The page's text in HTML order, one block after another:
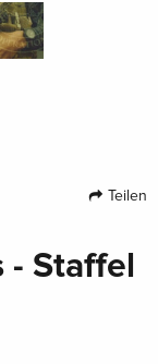
Teilen
- Staffel